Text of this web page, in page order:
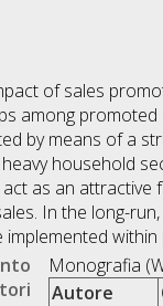
of sales
among
by means of a
household
as an
In the long-
within
Monografia
Autore